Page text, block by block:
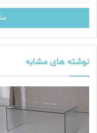
ر
ا
ی
ی
خ
ر
نوشته های مشابه